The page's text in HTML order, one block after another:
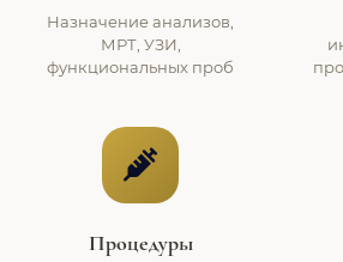
Назначение анализов,
МРТ, УЗИ,
функциональных проб
Процедуры